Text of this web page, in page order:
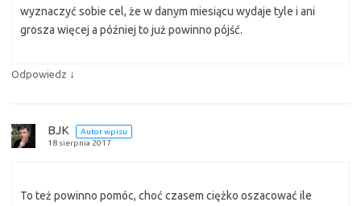
wyznaczyć sobie cel, że w danym miesiącu wydaje tyle i ani
grosza więcej a później to już powinno pójść.
Odpowiedz ↓
BJK
Autor wpisu
18 sierpnia 2017
To też powinno pomóc, choć czasem ciężko oszacować ile